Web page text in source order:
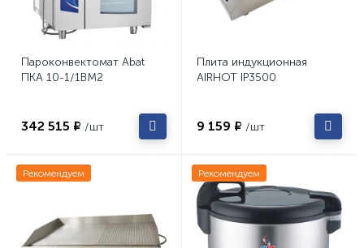
Пароконвектомат Abat
ПКА 10-1/1ВМ2
342 515 ₽ /шт
Плита индукционная
AIRHOT IP3500
9 159 ₽ /шт
Рекомендуем Рекомендуем